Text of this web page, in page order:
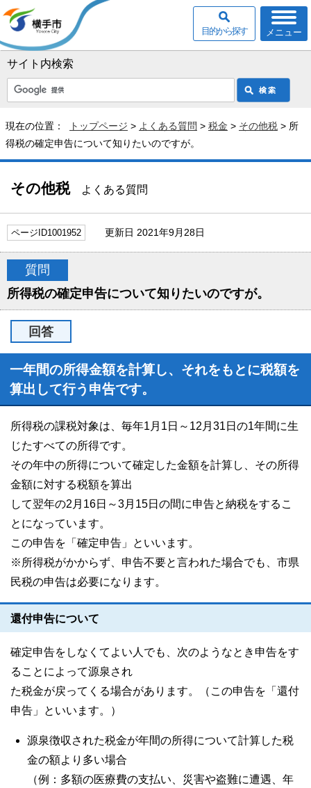
サイト内検索
メニュー
目的から探す
現在の位置： トップページ > よくある質問 > 税金 > その他税 > 所
得税の確定申告について知りたいのですが。
その他税よくある質問
ページID1001952 更新日 2021年9月28日
質問
所得税の確定申告について知りたいのですが。
回答
一年間の所得金額を計算し、それをもとに税額を
算出して行う申告です。
所得税の課税対象は、毎年1月1日～12月31日の1年間に生
じたすべての所得です。
その年中の所得について確定した金額を計算し、その所得
金額に対する税額を算出
して翌年の2月16日～3月15日の間に申告と納税をするこ
とになっています。
この申告を「確定申告」といいます。
※所得税がかからず、申告不要と言われた場合でも、市県
民税の申告は必要になります。
還付申告について
確定申告をしなくてよい人でも、次のようなとき申告をす
ることによって源泉され
た税金が戻ってくる場合があります。（この申告を「還付
申告」といいます。）
源泉徴収された税金が年間の所得について計算した税
金の額より多い場合
（例：多額の医療費の支払い、災害や盗難に遭遇、年